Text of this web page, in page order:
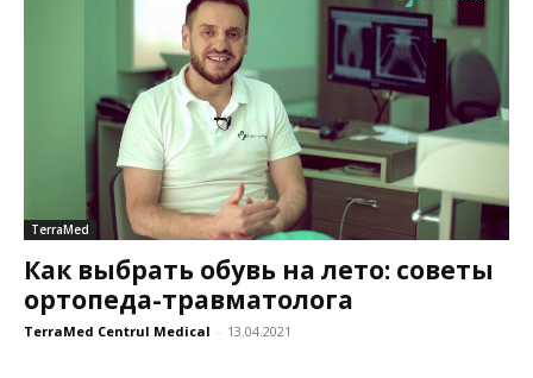
TerraMed
Как выбрать обувь на лето: советы
ортопеда-травматолога
TerraMed Centrul Medical - 13.04.2021